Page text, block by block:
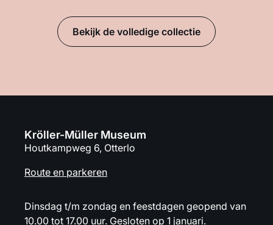
Bekijk de volledige collectie
Kröller-Müller Museum
Houtkampweg 6, Otterlo
Route en parkeren
Dinsdag t/m zondag en feestdagen geopend van
10.00 tot 17.00 uur. Gesloten op 1 januari.